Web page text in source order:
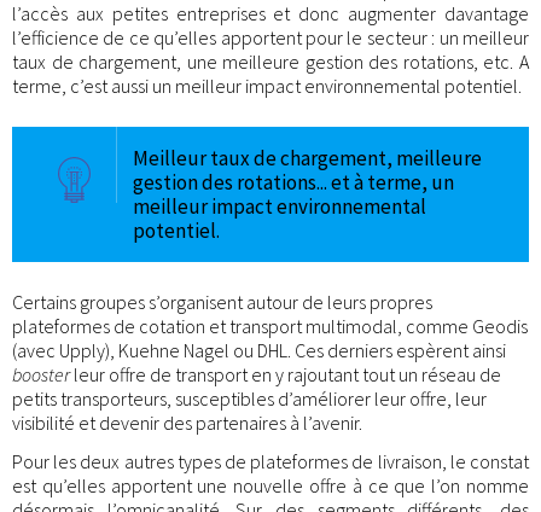
l’accès aux petites entreprises et donc augmenter davantage
l’efficience de ce qu’elles apportent pour le secteur : un meilleur
taux de chargement, une meilleure gestion des rotations, etc. A
terme, c’est aussi un meilleur impact environnemental potentiel.
Meilleur taux de chargement, meilleure
gestion des rotations... et à terme, un
meilleur impact environnemental
potentiel.
Certains groupes s’organisent autour de leurs propres
plateformes de cotation et transport multimodal, comme Geodis
(avec Upply), Kuehne Nagel ou DHL. Ces derniers espèrent ainsi
boosterleur offre de transport en y rajoutant tout un réseau de
petits transporteurs, susceptibles d’améliorer leur offre, leur
visibilité et devenir des partenaires à l’avenir.
Pour les deux autres types de plateformes de livraison, le constat
est qu’elles apportent une nouvelle offre à ce que l’on nomme